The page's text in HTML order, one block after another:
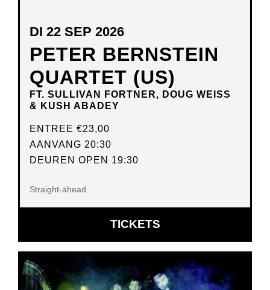
PETER BERNSTEIN
QUARTET (US)
FT. SULLIVAN FORTNER, DOUG WEISS
& KUSH ABADEY
DI 22 SEP 2026
ENTREE €23,00
AANVANG 20:30
DEUREN OPEN 19:30
Straight-ahead
TICKETSOPENT
IN
NIEUW
VENSTER